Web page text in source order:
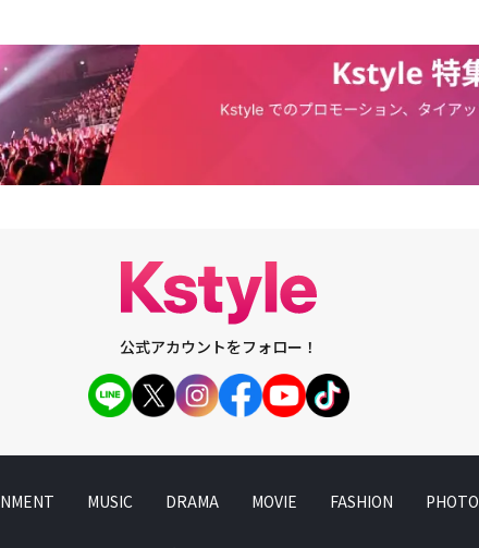
公式アカウントをフォロー！
MUSIC DRAMA MOVIE FASHION PHOTO